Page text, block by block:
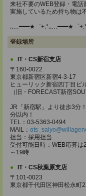
来社不要のWEB登録・電話
実施しているため持ち物は
‥…━━━★゜+.*‥…━━━★゜
登録場所
IT・CS新宿支店
〒160-0022
東京都新宿区新宿4-3-17
ヒューリック新宿四丁目ビ
（旧・FORECAST新宿
JR「新宿駅」より徒歩3分
分以内！
TEL：03-5363-0494
MAIL：
担当：採用担当
受付可能日時：WEB応募
～19時
IT・CS秋葉原支店
〒101-0023
東京都千代田区神田松永